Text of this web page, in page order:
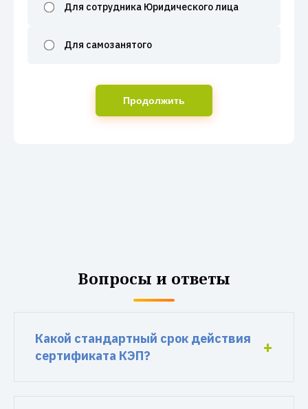
Для сотрудника Юридического лица
Для самозанятого
Продолжить
Вопросы и ответы
Какой стандартный срок действия
сертификата КЭП?